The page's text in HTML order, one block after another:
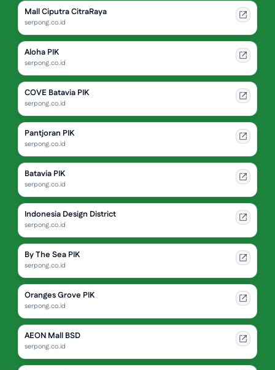
Mall Ciputra CitraRaya
serpong.co.id
Aloha PIK
serpong.co.id
COVE Batavia PIK
serpong.co.id
Pantjoran PIK
serpong.co.id
Batavia PIK
serpong.co.id
Indonesia Design District
serpong.co.id
By The Sea PIK
serpong.co.id
Oranges Grove PIK
serpong.co.id
AEON Mall BSD
serpong.co.id